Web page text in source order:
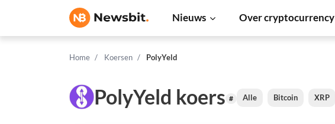
Nieuws Over cryptocurrency
Home Koersen PolyYeld
PolyYeld koers # Alle Bitcoin XRP